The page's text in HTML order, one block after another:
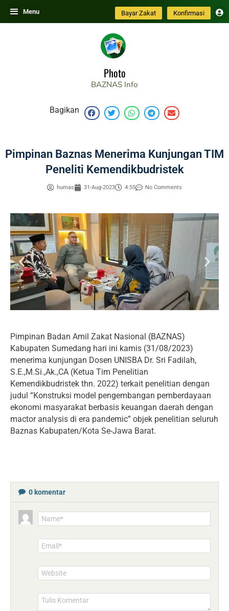
Skip
to
Menu Bayar Zakat Konfirmasi
Photo
BAZNAS Info
Bagikan
Pimpinan Baznas Menerima Kunjungan TIM
Peneliti Kemendikbudristek
humas 31-Aug-2023 4:55 No Comments
Pimpinan Badan Amil Zakat Nasional (BAZNAS)
Kabupaten Sumedang hari ini kamis (31/08/2023)
menerima kunjungan Dosen UNISBA Dr. Sri Fadilah,
S.E.,M.Si.,Ak.,CA (Ketua Tim Penelitian
Kemendikbudristek thn. 2022) terkait penelitian dengan
judul “Konstruksi model pengembangan pemberdayaan
ekonomi masyarakat berbasis keuangan daerah dengan
mactor analysis di era pandemic” objek penelitian seluruh
Baznas Kabupaten/Kota Se-Jawa Barat.
0 komentar
Name*
Email*
Website